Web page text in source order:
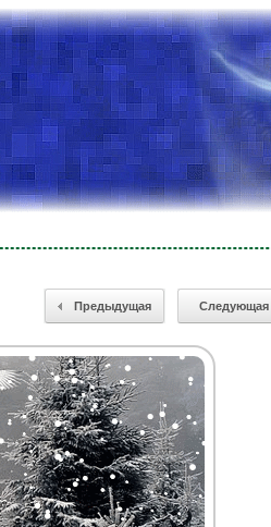
Предыдущая Следующая